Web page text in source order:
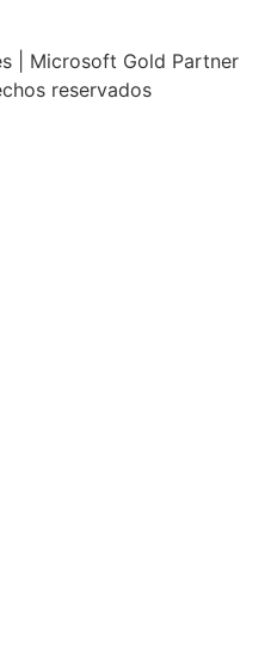
| Microsoft Gold Partner
reservados